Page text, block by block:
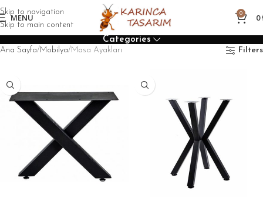
Skip to navigation
Skip to main content
MENU 0 0
Categories
Ana Sayfa Mobilya Masa Ayakları Filters